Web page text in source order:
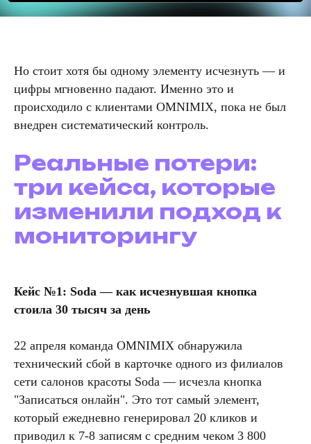
Но стоит хотя бы одному элементу исчезнуть — и
цифры мгновенно падают. Именно это и
происходило с клиентами OMNIMIX, пока не был
внедрен систематический контроль.
Реальные потери:
три кейса, которые
изменили подход к
мониторингу
Кейс №1: Soda — как исчезнувшая кнопка
стоила 30 тысяч за день
22 апреля команда OMNIMIX обнаружила
технический сбой в карточке одного из филиалов
сети салонов красоты Soda — исчезла кнопка
"Записаться онлайн". Это тот самый элемент,
который ежедневно генерировал 20 кликов и
приводил к 7-8 записям с средним чеком 3 800